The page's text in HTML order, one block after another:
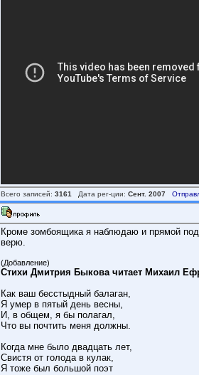
Всего записей: 3161 Дата рег-ции: Сент. 2007
Кроме зомбоящика я наблюдаю и прямой
верю.
(Добавление)
Стихи Дмитрия Быкова читает Михаил
Как ваш бесстыдный балаган,
Я умер в пятый день весны,
И, в общем, я бы полагал,
Что вы почтить меня должны.
Когда мне было двадцать лет,
Свистя от голода в кулак,
Я тоже был большой поэт